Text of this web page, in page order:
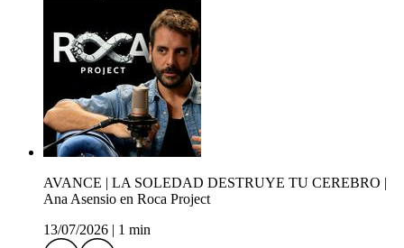
AVANCE | LA SOLEDAD DESTRUYE TU CEREBRO |
Ana Asensio en Roca Project
13/07/2026
1 min